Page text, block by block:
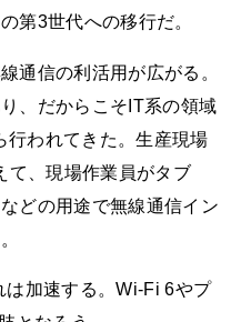
第3世代への移行だ。
通信の利活用が広がる。
、だからこそIT系の領域
行われてきた。生産現場
て、現場作業員がタブ
どの用途で無線通信イン
は加速する。Wi-Fi 6やプ